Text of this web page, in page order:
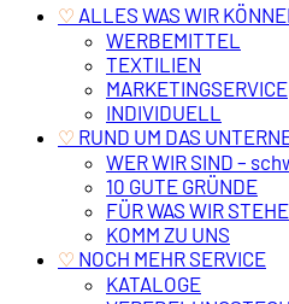
♡ ALLES WAS WIR
WERBEMITTEL
TEXTILIEN
MARKETINGSERVICE
INDIVIDUELL
♡ RUND UM DAS
WER WIR SIND –
10 GUTE GRÜNDE
FÜR WAS WIR
KOMM ZU UNS
♡ ‎ NOCH MEHR SERVICE
KATALOGE